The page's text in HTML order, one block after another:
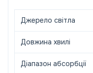
Джерело світла
Довжина хвилі
Діапазон абсорбції